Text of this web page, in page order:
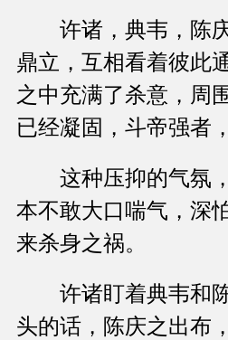
许诸，典韦，陈庆
鼎立，互相看着彼此
之中充满了杀意，周
已经凝固，斗帝强者
这种压抑的气氛，
本不敢大口喘气，深
来杀身之祸。
许诸盯着典韦和陈
头的话，陈庆之出布